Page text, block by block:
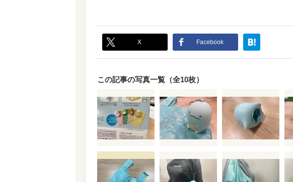
X Facebook
この記事の写真一覧（全10枚）